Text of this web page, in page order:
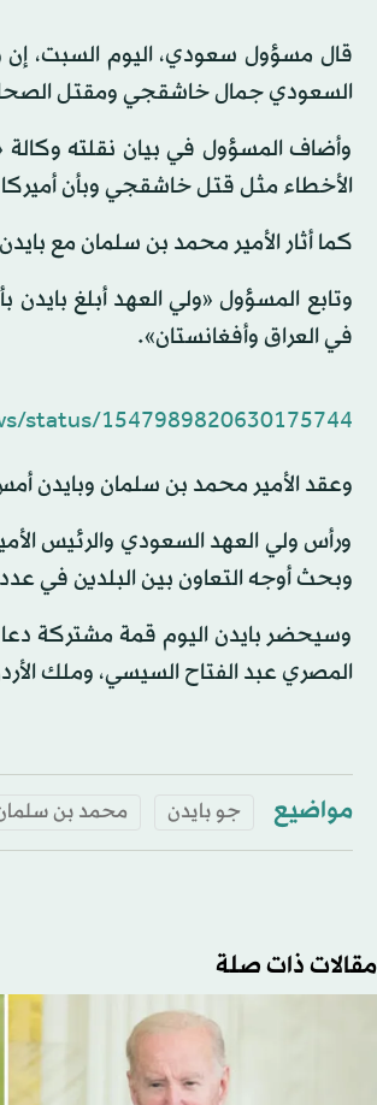
قال مسؤول سعودي، اليوم السبت، إن
السعودي جمال خاشقجي ومقتل
وأضاف المسؤول في بيان نقلته وكالة
الأخطاء مثل قتل خاشقجي وبأن
كما أثار الأمير محمد بن سلمان مع
وتابع المسؤول «ولي العهد أبلغ
في العراق وأفغانستان».
status/1547989820630175744
وعقد الأمير محمد بن سلمان وبايدن
ورأس ولي العهد السعودي والرئيس
وبحث أوجه التعاون بين البلدين في
وسيحضر بايدن اليوم قمة مشتركة دعا
المصري عبد الفتاح السيسي، وملك
مواضيع جو بايدن محمد بن
مقالات ذات صلة